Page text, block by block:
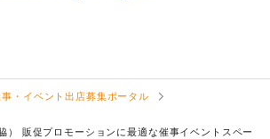
・イベント出店募集ポータル
） 販促プロモーションに最適な催事イベントスペー